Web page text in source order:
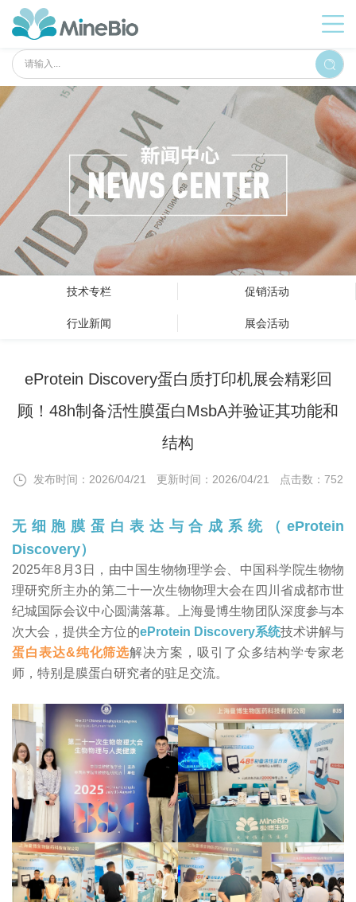
技术专栏 促销活动
行业新闻 展会活动
eProtein Discovery蛋白质打印机展会精彩回
顾！48h制备活性膜蛋白MsbA并验证其功能和
结构
发布时间：2026/04/21 更新时间：2026/04/21 点击数：752
无细胞膜蛋白表达与合成系统（eProtein
Discovery）
2025年8月3日，由中国生物物理学会、中国科学院生物物
理研究所主办的第二十一次生物物理大会在四川省成都市世
纪城国际会议中心圆满落幕。上海曼博生物团队深度参与本
次大会，提供全方位的eProtein Discovery系统技术讲解与
蛋白表达&纯化筛选解决方案，吸引了众多结构学专家老
师，特别是膜蛋白研究者的驻足交流。